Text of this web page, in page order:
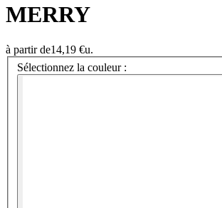
MERRY
à partir de14,19 €u.
Sélectionnez la couleur :